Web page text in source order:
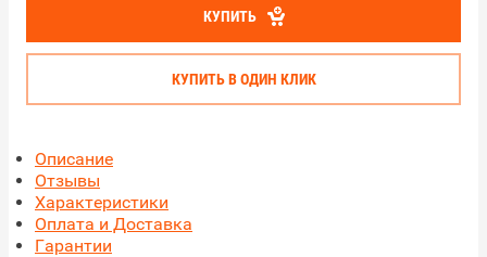
КУПИТЬ
КУПИТЬ В ОДИН КЛИК
Описание
Отзывы
Характеристики
Оплата и Доставка
Гарантии